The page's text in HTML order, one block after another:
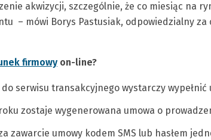
akwizycji, szczególnie, że co miesiąc na
– mówi Borys Pastusiak, odpowiedzialny
firmowy on-line?
serwisu transakcyjnego wystarczy
zostaje wygenerowana umowa o
zawarcie umowy kodem SMS lub hasłem